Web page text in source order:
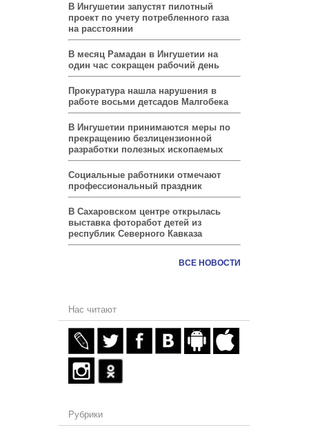
В Ингушетии запустят пилотный
проект по учету потребленного газа
на расстоянии
В месяц Рамадан в Ингушетии на
один час сокращен рабочий день
Прокуратура нашла нарушения в
работе восьми детсадов Малгобека
В Ингушетии принимаются меры по
прекращению безлицензионной
разработки полезных ископаемых
Социальные работники отмечают
профессиональный праздник
В Сахаровском центре открылась
выставка фоторабот детей из
республик Северного Кавказа
ВСЕ НОВОСТИ
Нас читают
Рубрики